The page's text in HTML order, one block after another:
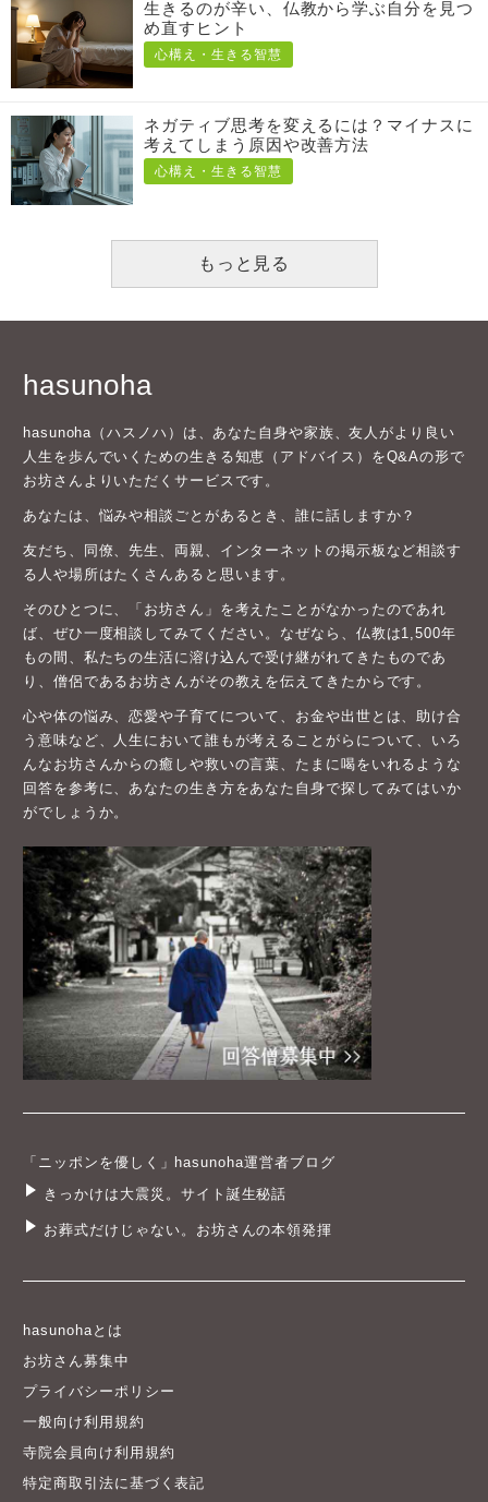
生きるのが辛い、仏教から学ぶ自分を見つ
め直すヒント
心構え・生きる智慧
ネガティブ思考を変えるには？マイナスに
考えてしまう原因や改善方法
心構え・生きる智慧
もっと見る
hasunoha
hasunoha（ハスノハ）は、あなた自身や家族、友人がより良い
人生を歩んでいくための生きる知恵（アドバイス）をQ&Aの形で
お坊さんよりいただくサービスです。
あなたは、悩みや相談ごとがあるとき、誰に話しますか？
友だち、同僚、先生、両親、インターネットの掲示板など相談す
る人や場所はたくさんあると思います。
そのひとつに、「お坊さん」を考えたことがなかったのであれ
ば、ぜひ一度相談してみてください。なぜなら、仏教は1,500年
もの間、私たちの生活に溶け込んで受け継がれてきたものであ
り、僧侶であるお坊さんがその教えを伝えてきたからです。
心や体の悩み、恋愛や子育てについて、お金や出世とは、助け合
う意味など、人生において誰もが考えることがらについて、いろ
んなお坊さんからの癒しや救いの言葉、たまに喝をいれるような
回答を参考に、あなたの生き方をあなた自身で探してみてはいか
がでしょうか。
「ニッポンを優しく」hasunoha運営者ブログ
きっかけは大震災。サイト誕生秘話
お葬式だけじゃない。お坊さんの本領発揮
hasunohaとは
お坊さん募集中
プライバシーポリシー
一般向け利用規約
寺院会員向け利用規約
特定商取引法に基づく表記